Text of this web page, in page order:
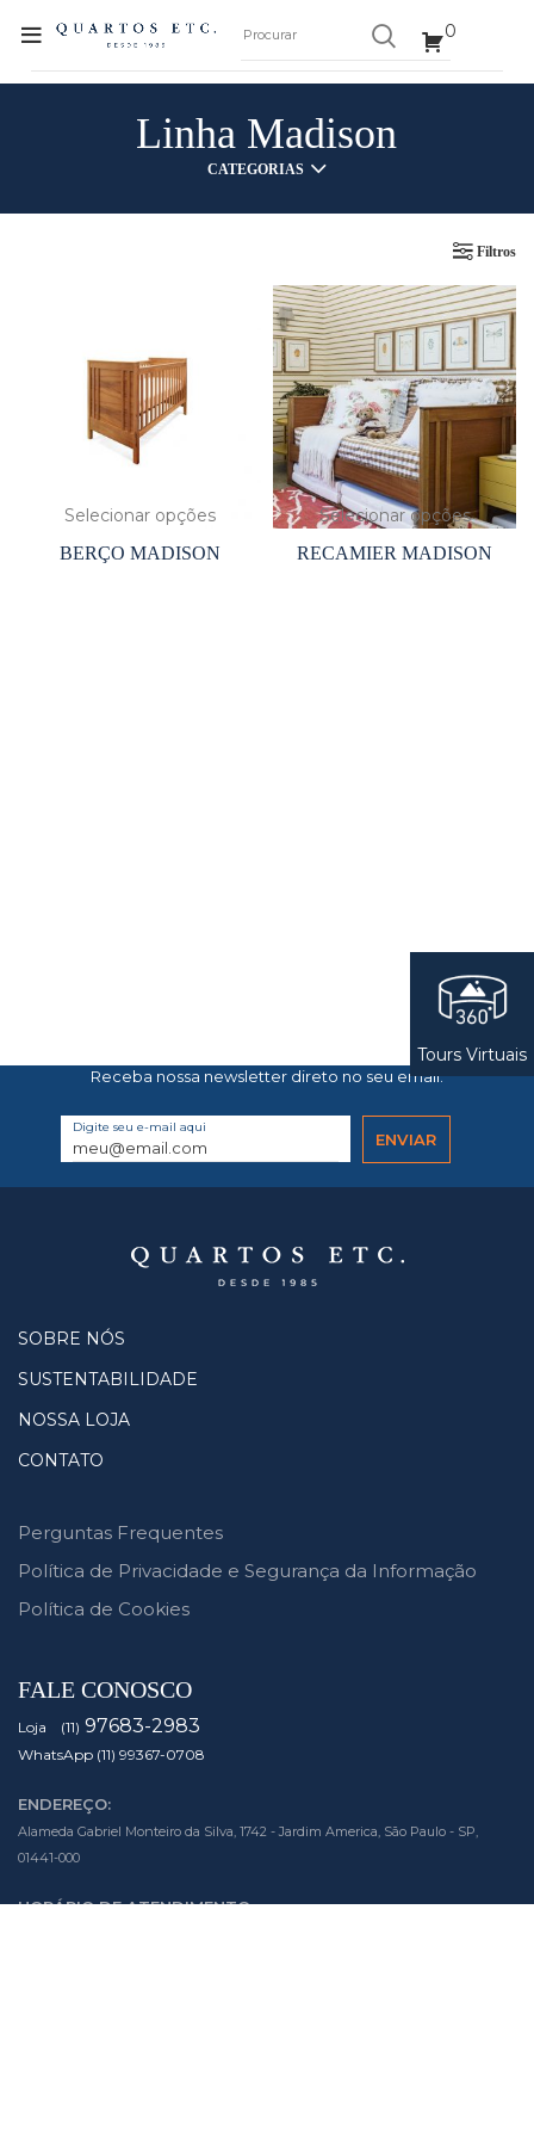
0
Linha Madison
CATEGORIAS
Filtros
Selecionar opções
BERÇO MADISON
Selecionar opções
RECAMIER MADISON
Receba nossa newsletter direto no seu email.
Digite seu e-mail aqui
SOBRE NÓS
SUSTENTABILIDADE
NOSSA LOJA
CONTATO
Perguntas Frequentes
Política de Privacidade e Segurança da Informação
Política de Cookies
FALE CONOSCO
Loja (11) 97683-2983
WhatsApp (11) 99367-0708
ENDEREÇO:
Alameda Gabriel Monteiro da Silva, 1742 - Jardim America, São Paulo - SP,
01441-000
HORÁRIO DE ATENDIMENTO:
Tours Virtuais